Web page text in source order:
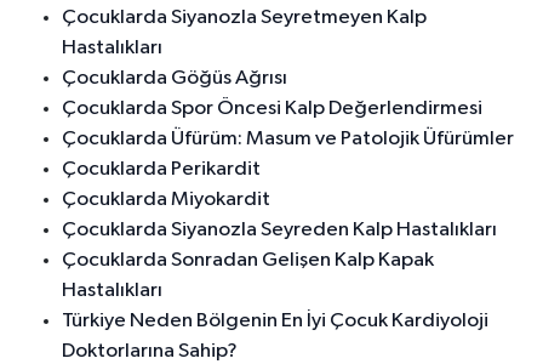
Çocuklarda Siyanozla Seyretmeyen Kalp
Hastalıkları
Çocuklarda Göğüs Ağrısı
Çocuklarda Spor Öncesi Kalp Değerlendirmesi
Çocuklarda Üfürüm: Masum ve Patolojik Üfürümler
Çocuklarda Perikardit
Çocuklarda Miyokardit
Çocuklarda Siyanozla Seyreden Kalp Hastalıkları
Çocuklarda Sonradan Gelişen Kalp Kapak
Hastalıkları
Türkiye Neden Bölgenin En İyi Çocuk Kardiyoloji
Doktorlarına Sahip?